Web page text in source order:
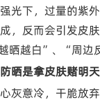
光下，过量的紫
，反而会引发皮
晒越白”、“周边
晒是拿皮肤赌明天
灰意冷，干脆放